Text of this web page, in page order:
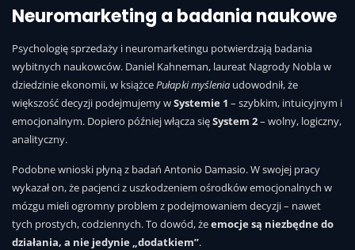
Neuromarketing a badania naukowe
Psychologię sprzedaży i neuromarketingu potwierdzają badania
wybitnych naukowców. Daniel Kahneman, laureat Nagrody Nobla w
dziedzinie ekonomii, w książcePułapki myślenia udowodnił, że
większość decyzji podejmujemy wSystemie 1 – szybkim, intuicyjnym i
emocjonalnym. Dopiero później włącza sięSystem 2– wolny, logiczny,
analityczny.
Podobne wnioski płyną z badań Antonio Damasio. W swojej pracy
wykazał on, że pacjenci z uszkodzeniem ośrodków emocjonalnych w
mózgu mieli ogromny problem z podejmowaniem decyzji – nawet
tych prostych, codziennych. To dowód, żeemocje są niezbędne do
działania, a nie jedynie „dodatkiem”.